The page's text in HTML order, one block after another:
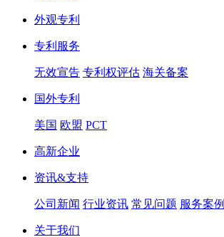
外观专利
专利服务
无效宣告 专利权评估 海关备案
国外专利
美国 欧盟 PCT
高新企业
资讯&支持
公司新闻 行业资讯 常见问题 服务案例
关于我们